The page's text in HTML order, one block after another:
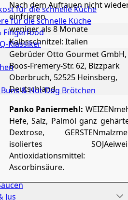
für die schnelle Küche
für die schnelle Küche
Fingerfood
Klassiker
& Hot Dog Brötchen
Jus
Nach dem Auftauen nicht
einfrieren
weniger als 8 Monate
Kalbsschnitzel: Italien
Gebrüder Otto Gourmet GmbH,
Boos-Fremery-Str. 62, Bizzpark
Oberbruch, 52525 Heinsberg,
Deutschland
Panko Paniermehl:
Hefe, Salz, Palmöl ganz
Dextrose,
isoliertes
Antioxidationsmittel:
Ascorbinsäure.